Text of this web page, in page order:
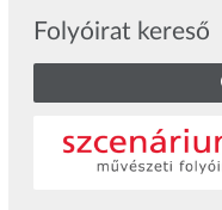
Folyóirat kereső